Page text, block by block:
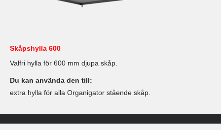
Skåpshylla 600
Valfri hylla för 600 mm djupa skåp.
Du kan använda den till:
extra hylla för alla Organigator stående skåp.